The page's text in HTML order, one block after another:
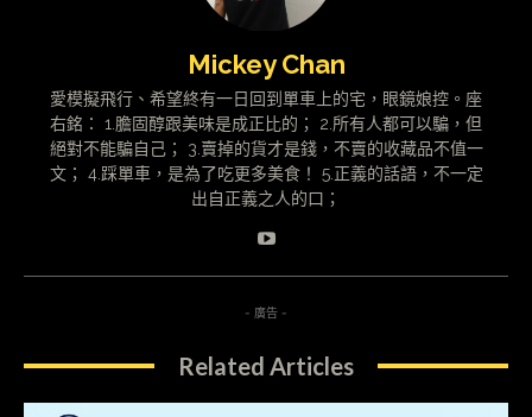
Mickey Chan
愛模擬飛行、希望終有一日回到單車上的宅，眼鏡娘控。座
右銘： 1.膽固醇跟美味是成正比的； 2.所有人都可以騙，但
絕對不能騙自己； 3.賣掉的貨才是錢，不賣的收藏品不值一
文； 4.踩單車，是為了吃更多美食！ 5.正義的話語，不一定
出自正義之人的口；
- 廣告 -
Related Articles